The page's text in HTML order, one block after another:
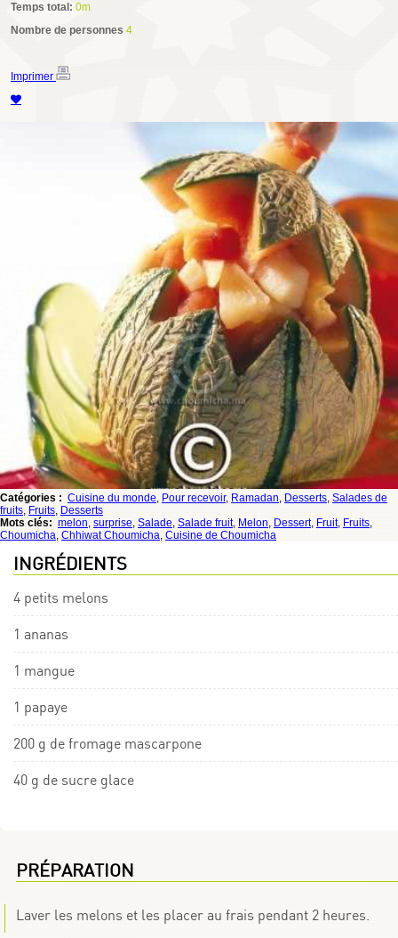
Temps total: 0m
Nombre de personnes 4
Imprimer
Catégories : Cuisine du monde, Pour recevoir, Ramadan, Desserts, Salades de
fruits, Fruits, Desserts
Mots clés: melon, surprise, Salade, Salade fruit, Melon, Dessert, Fruit, Fruits,
Choumicha, Chhiwat Choumicha, Cuisine de Choumicha
INGRÉDIENTS
4 petits melons
1 ananas
1 mangue
1 papaye
200 g de fromage mascarpone
40 g de sucre glace
PRÉPARATION
Laver les melons et les placer au frais pendant 2 heures.